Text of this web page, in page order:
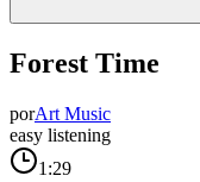
Forest Time
porArt Music
easy listening
1:29